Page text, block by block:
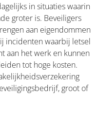
in situaties waarin
groter is. Beveiligers
aan eigendommen
incidenten waarbij letsel
aan het werk en kunnen
tot hoge kosten.
groot of